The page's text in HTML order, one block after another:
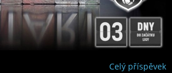
Celý příspěvek